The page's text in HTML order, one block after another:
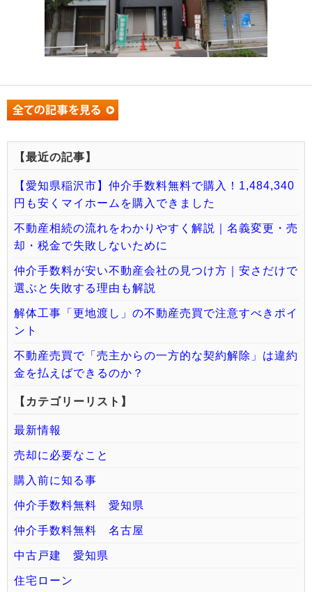
【最近の記事】
【愛知県稲沢市】仲介手数料無料で購入！1,484,340
円も安くマイホームを購入できました
不動産相続の流れをわかりやすく解説｜名義変更・売
却・税金で失敗しないために
仲介手数料が安い不動産会社の見つけ方｜安さだけで
選ぶと失敗する理由も解説
解体工事「更地渡し」の不動産売買で注意すべきポイ
ント
不動産売買で「売主からの一方的な契約解除」は違約
金を払えばできるのか？
【カテゴリーリスト】
最新情報
売却に必要なこと
購入前に知る事
仲介手数料無料 愛知県
仲介手数料無料 名古屋
中古戸建 愛知県
住宅ローン